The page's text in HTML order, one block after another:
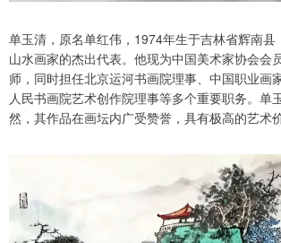
单玉清，原名单红伟，1974年生于吉林省辉南县
山水画家的杰出代表。他现为中国美术家协会会
师，同时担任北京运河书画院理事、中国职业画
人民书画院艺术创作院理事等多个重要职务。单
然，其作品在画坛内广受赞誉，具有极高的艺术